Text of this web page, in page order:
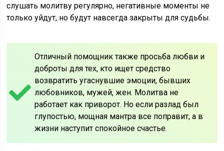
слушать молитву регулярно, негативные моменты не
только уйдут, но будут навсегда закрыты для судьбы.
Отличный помощник также просьба любви и
доброты для тех, кто ищет средство
возвратить угаснувшие эмоции, бывших
любовников, мужей, жен. Молитва не
работает как приворот. Но если разлад был
глупостью, мощная мантра все поправит, а в
жизни наступит спокойное счастье.